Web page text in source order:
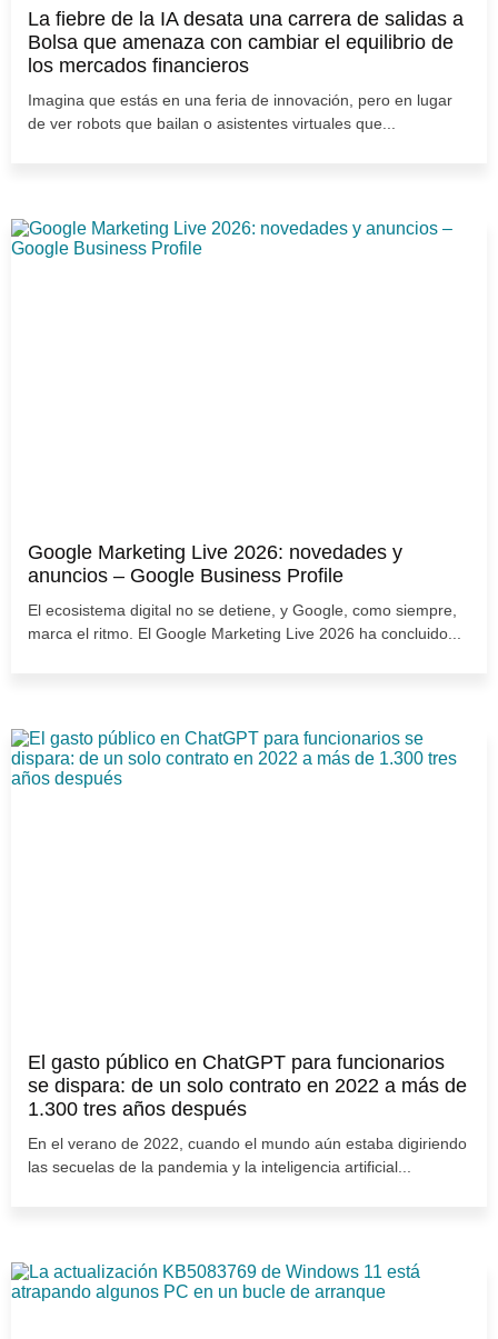
La fiebre de la IA desata una carrera de salidas a
Bolsa que amenaza con cambiar el equilibrio de
los mercados financieros
Imagina que estás en una feria de innovación, pero en lugar
de ver robots que bailan o asistentes virtuales que...
Google Marketing Live 2026: novedades y
anuncios – Google Business Profile
El ecosistema digital no se detiene, y Google, como siempre,
marca el ritmo. El Google Marketing Live 2026 ha concluido...
El gasto público en ChatGPT para funcionarios
se dispara: de un solo contrato en 2022 a más de
1.300 tres años después
En el verano de 2022, cuando el mundo aún estaba digiriendo
las secuelas de la pandemia y la inteligencia artificial...